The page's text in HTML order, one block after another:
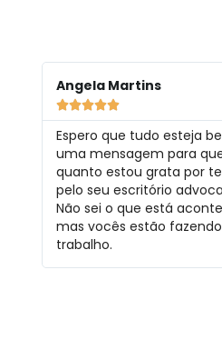
Angela Martins

Espero que tudo esteja
uma mensagem para
quanto estou grata por
pelo seu escritório
Não sei o que está
mas vocês estão
trabalho.